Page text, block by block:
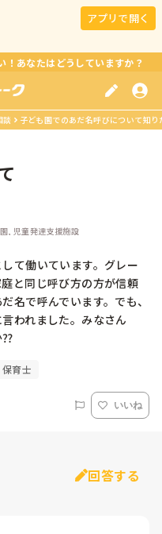
アプリで開く
！あなたはどうしていますか？
談 子ども園でのあだ名呼びについて知
, 児童発達支援施設
て働いています。グレー
と同じ呼び方の方が信頼
名で呼んでいます。でも、
われました。みなさん
保育士
いいね
回答する